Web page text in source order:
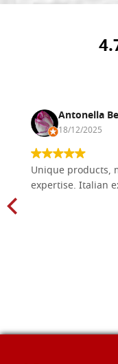
Antonella
18/12/2025
Unique products,
expertise. Italian